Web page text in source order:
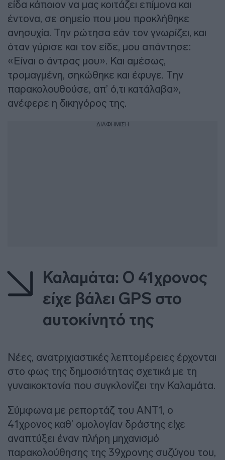
είδα κάποιον να μας κοιτάζει επίμονα και
έντονα, σε σημείο που μου προκλήθηκε
ανησυχία. Την ρώτησα εάν τον γνωρίζει, και
όταν γύρισε και τον είδε, μου απάντησε:
«Είναι ο άντρας μου». Και αμέσως,
τρομαγμένη, σηκώθηκε και έφυγε. Την
παρακολουθούσε, απ’ ό,τι κατάλαβα»,
ανέφερε η δικηγόρος της.
ΔΙΑΦΗΜΙΣΗ
Καλαμάτα: Ο 41χρονος
είχε βάλει GPS στο
αυτοκίνητό της
Νέες, ανατριχιαστικές λεπτομέρειες έρχονται
στο φως της δημοσιότητας σχετικά με τη
γυναικοκτονία που συγκλονίζει την Καλαμάτα.
Σύμφωνα με ρεπορτάζ του ANT1, ο
41χρονος καθ’ ομολογίαν δράστης είχε
αναπτύξει έναν πλήρη μηχανισμό
παρακολούθησης της 39χρονης συζύγου του,